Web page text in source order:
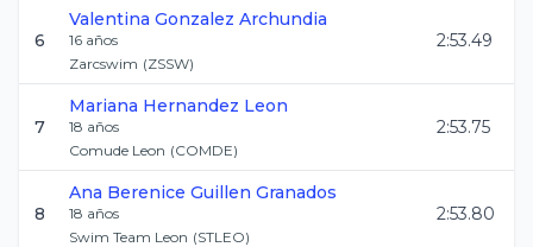
6
Valentina Gonzalez Archundia
16 años
Zarcswim (ZSSW)
2:53.49
7
Mariana Hernandez Leon
18 años
Comude Leon (COMDE)
2:53.75
8
Ana Berenice Guillen Granados
18 años
Swim Team Leon (STLEO)
2:53.80